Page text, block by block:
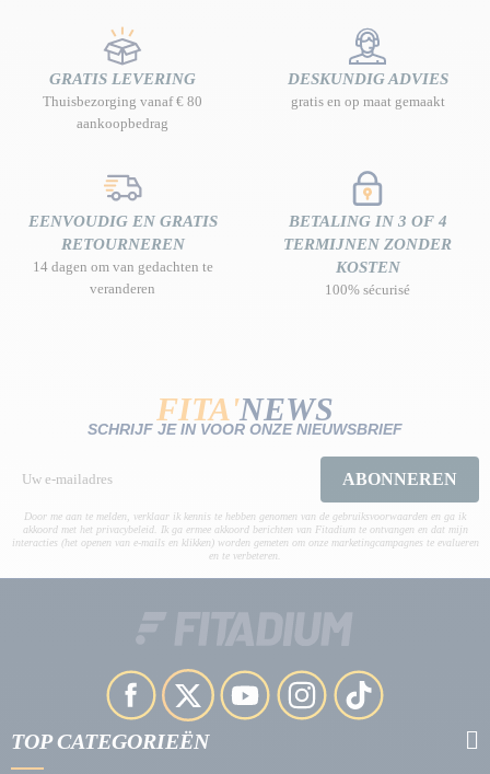
GRATIS LEVERING
Thuisbezorging vanaf € 80
aankoopbedrag
DESKUNDIG ADVIES
gratis en op maat gemaakt
EENVOUDIG EN GRATIS
RETOURNEREN
14 dagen om van gedachten te
veranderen
BETALING IN 3 OF 4
TERMIJNEN ZONDER
KOSTEN
100% sécurisé
FITA'NEWS
SCHRIJF JE IN VOOR ONZE NIEUWSBRIEF
ABONNEREN
Door me aan te melden, verklaar ik kennis te hebben genomen van de gebruiksvoorwaarden en ga ik
akkoord met het privacybeleid. Ik ga ermee akkoord berichten van Fitadium te ontvangen en dat mijn
interacties (het openen van e-mails en klikken) worden gemeten om onze marketingcampagnes te evalueren
en te verbeteren.
TOP CATEGORIEËN